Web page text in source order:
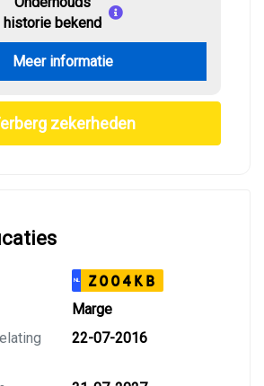
historie bekend
Meer informatie
zekerheden
NL Z004KB
Marge
22-07-2016